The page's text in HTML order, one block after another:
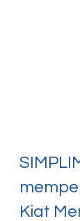
Kiat